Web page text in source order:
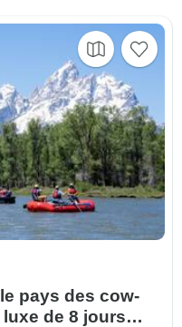
pays des cow-
de 8 jours